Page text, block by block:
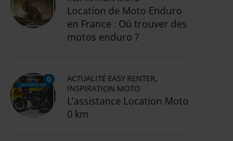
Location de Moto Enduro
en France : Où trouver des
motos enduro ?
0 ACTUALITÉ EASY RENTER,
INSPIRATION MOTO
L’assistance Location Moto
0 km